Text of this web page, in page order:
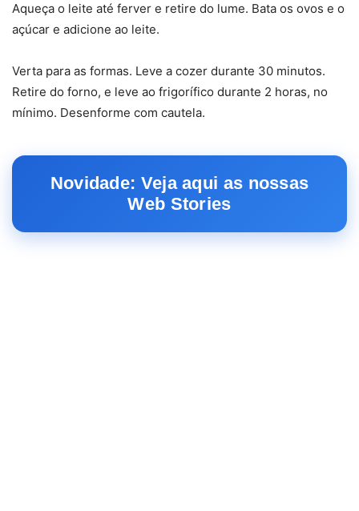
Aqueça o leite até ferver e retire do lume. Bata os ovos e o
açúcar e adicione ao leite.
Verta para as formas. Leve a cozer durante 30 minutos.
Retire do forno, e leve ao frigorífico durante 2 horas, no
mínimo. Desenforme com cautela.
Novidade: Veja aqui as nossas
Web Stories